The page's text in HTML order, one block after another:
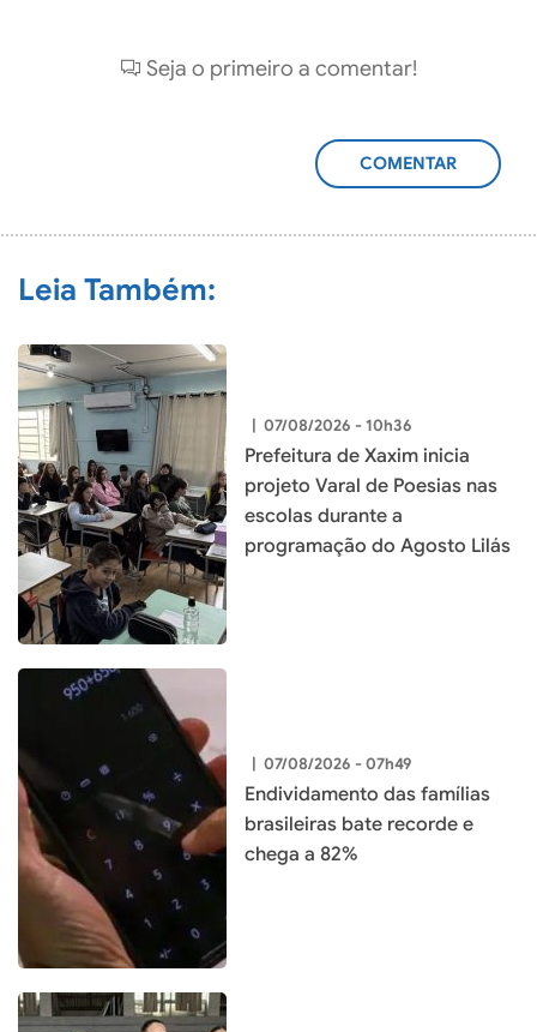
Seja o primeiro a comentar!
ADICIONAR
Leia Também:
| 07/08/2026 - 10h36
Prefeitura de Xaxim inicia
projeto Varal de Poesias nas
escolas durante a
programação do Agosto Lilás
| 07/08/2026 - 07h49
Endividamento das famílias
brasileiras bate recorde e
chega a 82%